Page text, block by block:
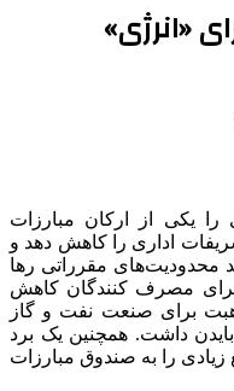
«انرژی»
یکی از ارکان مبارزات
اداری را کاهش دهد و
محدودیت‌های مقرراتی رها
برای مصرف کنندگان کاهش
برای صنعت نفت و گاز
داشت. همچنین یک برد
را به صندوق مبارزات